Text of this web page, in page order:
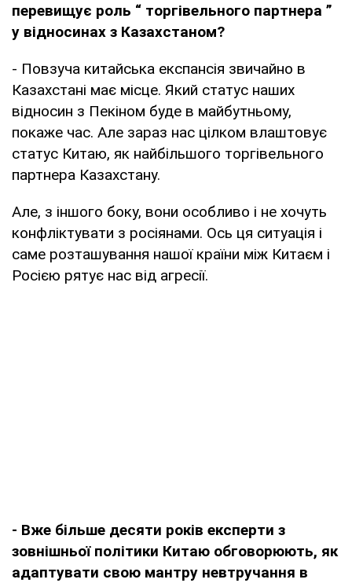
перевищує роль “ торгівельного партнера ”
у відносинах з Казахстаном?
- Повзуча китайська експансія звичайно в
Казахстані має місце. Який статус наших
відносин з Пекіном буде в майбутньому,
покаже час. Але зараз нас цілком влаштовує
статус Китаю, як найбільшого торгівельного
партнера Казахстану.
Але, з іншого боку, вони особливо і не хочуть
конфліктувати з росіянами. Ось ця ситуація і
саме розташування нашої країни між Китаєм і
Росією рятує нас від агресії.
- Вже більше десяти років експерти з
зовнішньої політики Китаю обговорюють, як
адаптувати свою мантру невтручання в